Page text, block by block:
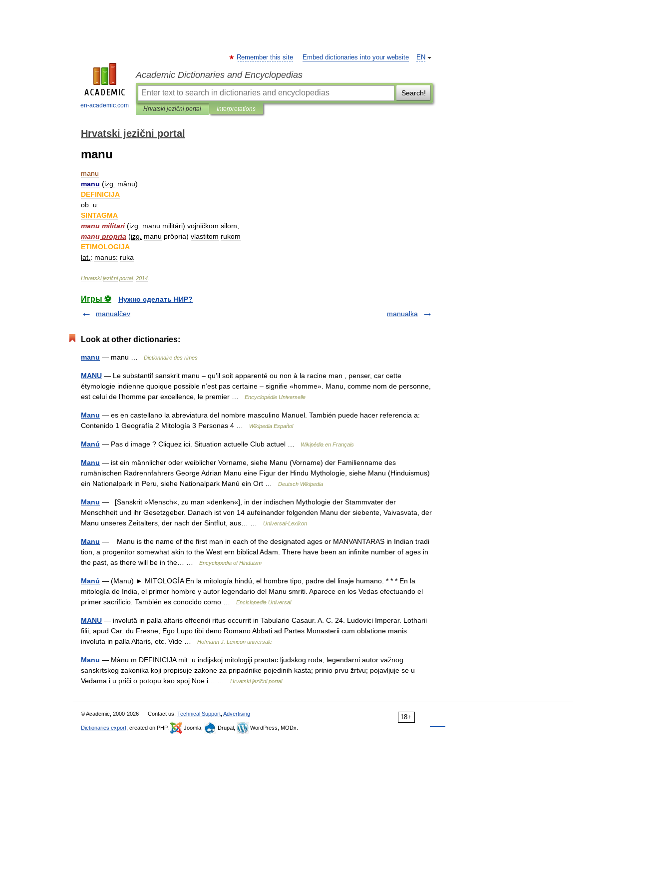
en-academic.com
EN
Remember this site Embed dictionaries into your website
Academic Dictionaries and Encyclopedias
Search!
Hrvatski jezični portal Interpretations
Hrvatski jezični portal
manu
manu
manu (izg mȁnu)
DEFINICIJA
ob u:
SINTAGMA
manu militari (izg manu militári) vojničkom silom;
manu propria (izg manu prȍpria) vlastitom rukom
ETIMOLOGIJA
lat : manus: ruka
Hrvatski jezični portal. 2014
Игры ⚽
Нужно сделать НИР?
manualčev
manualka
Look at other dictionaries:
manu — manu … Dictionnaire des rimes
MANU — Le substantif sanskrit manu – qu’il soit apparenté ou non à la racine man , penser, car cette
étymologie indienne quoique possible n’est pas certaine – signifie «homme». Manu, comme nom de personne,
est celui de l’homme par excellence, le premier …
Encyclopédie Universelle
Manu — es en castellano la abreviatura del nombre masculino Manuel. También puede hacer referencia a:
Contenido 1 Geografía 2 Mitología 3 Personas 4 …
Wikipedia Español
Manú — Pas d image ? Cliquez ici. Situation actuelle Club actuel … Wikipédia en Français
Manu — ist ein männlicher oder weiblicher Vorname, siehe Manu (Vorname) der Familienname des
rumänischen Radrennfahrers George Adrian Manu eine Figur der Hindu Mythologie, siehe Manu (Hinduismus)
ein Nationalpark in Peru, siehe Nationalpark Manú ein Ort …
Deutsch Wikipedia
Manu — [Sanskrit »Mensch«, zu man »denken«], in der indischen Mythologie der Stammvater der
Menschheit und ihr Gesetzgeber. Danach ist von 14 aufeinander folgenden Manu der siebente, Vaivasvata, der
Manu unseres Zeitalters, der nach der Sintflut, aus… …
Universal-Lexikon
Manu — Manu is the name of the first man in each of the designated ages or MANVANTARAS in Indian tradi
tion, a progenitor somewhat akin to the West ern biblical Adam. There have been an infinite number of ages in
the past, as there will be in the… …
Encyclopedia of Hinduism
Manú — (Manu) ► MITOLOGÍA En la mitología hindú, el hombre tipo, padre del linaje humano. * * * En la
mitología de India, el primer hombre y autor legendario del Manu smriti. Aparece en los Vedas efectuando el
primer sacrificio. También es conocido como …
Enciclopedia Universal
MANU — involutâ in palla altaris offeendi ritus occurrit in Tabulario Casaur. A. C. 24. Ludovici Imperar. Lotharii
filii, apud Car. du Fresne, Ego Lupo tibi deno Romano Abbati ad Partes Monasterii cum oblatione manis
involuta in palla Altaris, etc. Vide …
Hofmann J. Lexicon universale
Manu — Mànu m DEFINICIJA mit. u indijskoj mitologiji praotac ljudskog roda, legendarni autor važnog
sanskrtskog zakonika koji propisuje zakone za pripadnike pojedinih kasta; prinio prvu žrtvu; pojavljuje se u
Vedama i u priči o potopu kao spoj Noe i… …
Hrvatski jezični portal
18+
© Academic, 2000-2026 Contact us: Technical Support Advertising
Dictionaries export , created on PHP, Joomla, Drupal, WordPress, MODx.